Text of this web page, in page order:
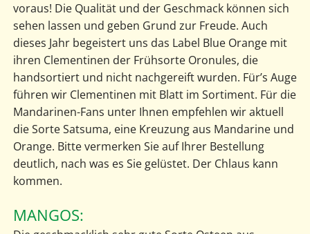
voraus! Die Qualität und der Geschmack können sich
sehen lassen und geben Grund zur Freude. Auch
dieses Jahr begeistert uns das Label Blue Orange mit
ihren Clementinen der Frühsorte Oronules, die
handsortiert und nicht nachgereift wurden. Für’s Auge
führen wir Clementinen mit Blatt im Sortiment. Für die
Mandarinen-Fans unter Ihnen empfehlen wir aktuell
die Sorte Satsuma, eine Kreuzung aus Mandarine und
Orange. Bitte vermerken Sie auf Ihrer Bestellung
deutlich, nach was es Sie gelüstet. Der Chlaus kann
kommen.
MANGOS: